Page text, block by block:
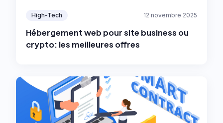
High-Tech 12 novembre 2025
Hébergement web pour site business ou
crypto: les meilleures offres